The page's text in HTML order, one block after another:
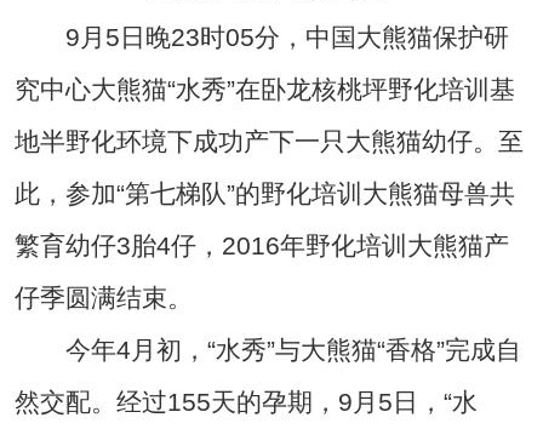
9月5日晚23时05分，中国大熊猫保护研
究中心大熊猫“水秀”在卧龙核桃坪野化培训基
地半野化环境下成功产下一只大熊猫幼仔。至
此，参加“第七梯队”的野化培训大熊猫母兽共
繁育幼仔3胎4仔，2016年野化培训大熊猫产
仔季圆满结束。
今年4月初，“水秀”与大熊猫“香格”完成自
然交配。经过155天的孕期，9月5日，“水